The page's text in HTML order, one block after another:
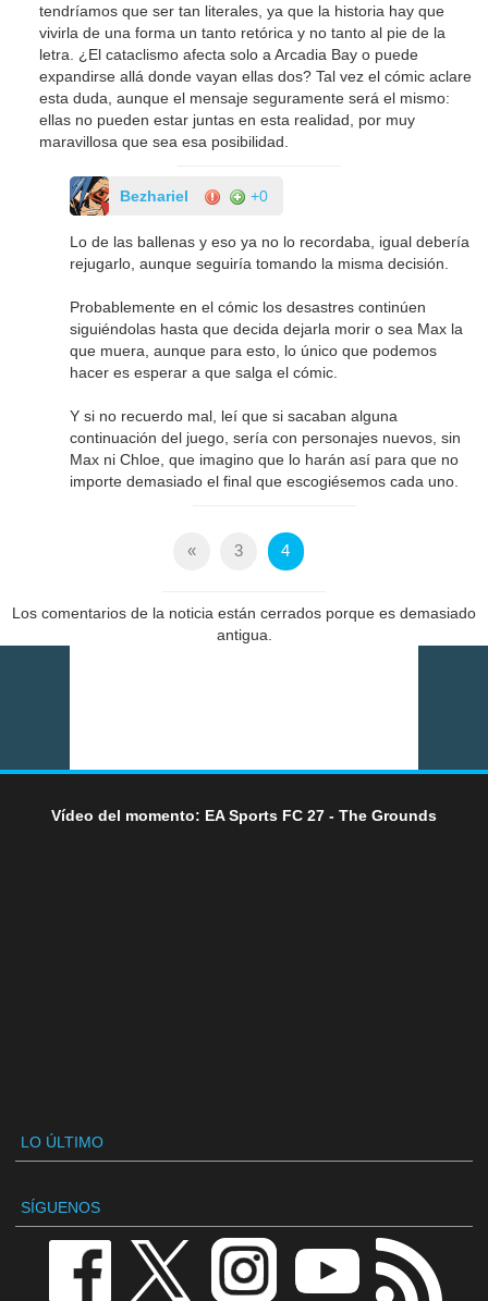
tendríamos que ser tan literales, ya que la historia hay que
vivirla de una forma un tanto retórica y no tanto al pie de la
letra. ¿El cataclismo afecta solo a Arcadia Bay o puede
expandirse allá donde vayan ellas dos? Tal vez el cómic aclare
esta duda, aunque el mensaje seguramente será el mismo:
ellas no pueden estar juntas en esta realidad, por muy
maravillosa que sea esa posibilidad.
Bezhariel +0
Lo de las ballenas y eso ya no lo recordaba, igual debería
rejugarlo, aunque seguiría tomando la misma decisión.
Probablemente en el cómic los desastres continúen
siguiéndolas hasta que decida dejarla morir o sea Max la
que muera, aunque para esto, lo único que podemos
hacer es esperar a que salga el cómic.
Y si no recuerdo mal, leí que si sacaban alguna
continuación del juego, sería con personajes nuevos, sin
Max ni Chloe, que imagino que lo harán así para que no
importe demasiado el final que escogiésemos cada uno.
« 3 4
Los comentarios de la noticia están cerrados porque es demasiado
antigua.
Vídeo del momento: EA Sports FC 27 - The Grounds
LO ÚLTIMO
SÍGUENOS